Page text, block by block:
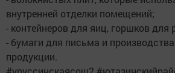
внутренней отделки помещений;
- контейнеров для яиц, горшков для
- бумаги для письма и
продукции.